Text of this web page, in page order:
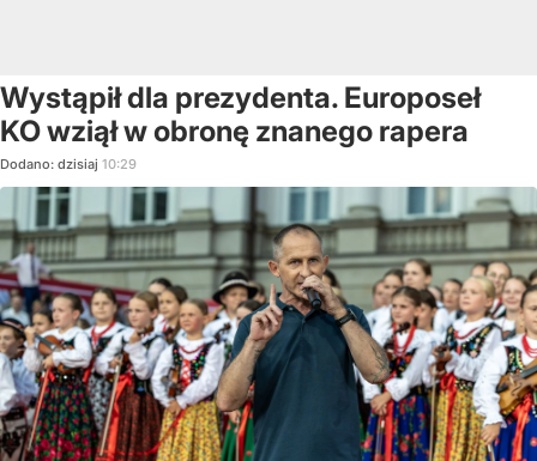
Wystąpił dla prezydenta. Europoseł
KO wziął w obronę znanego rapera
Dodano: dzisiaj 10:29